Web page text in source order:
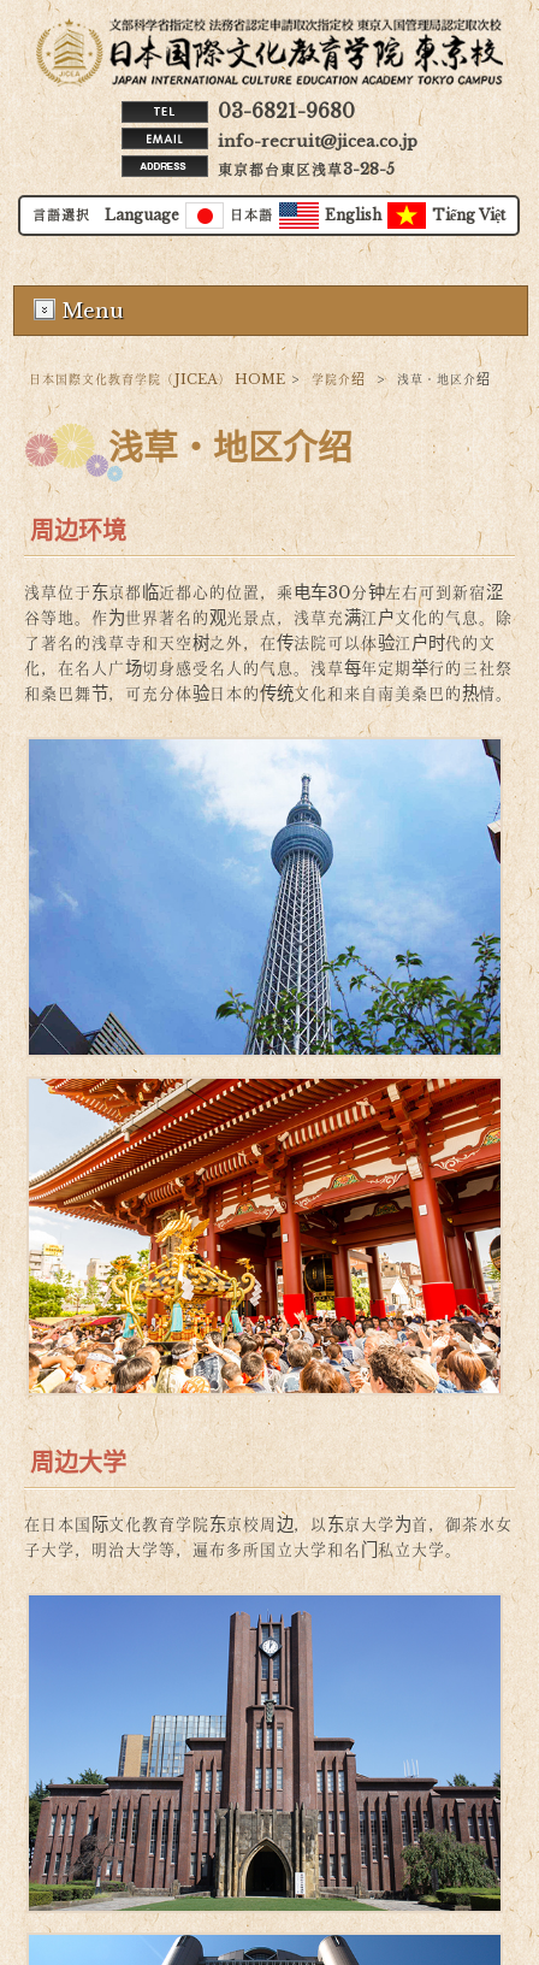
03-6821-9680
info-recruit@jicea.co.jp
東京都台東区浅草3-28-5
言語選択 Language 日本語 English Tiếng Việt
Menu
日本国際文化教育学院（JICEA） HOME > 学院介绍 > 浅草・地区介绍
浅草・地区介绍
周边环境
浅草位于东京都临近都心的位置，乘电车30分钟左右可到新宿涩
谷等地。作为世界著名的观光景点，浅草充满江户文化的气息。除
了著名的浅草寺和天空树之外，在传法院可以体验江户时代的文
化，在名人广场切身感受名人的气息。浅草每年定期举行的三社祭
和桑巴舞节，可充分体验日本的传统文化和来自南美桑巴的热情。
周边大学
在日本国际文化教育学院东京校周边，以东京大学为首，御茶水女
子大学，明治大学等，遍布多所国立大学和名门私立大学。